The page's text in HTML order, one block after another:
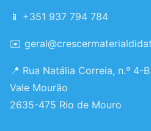
📱 +351 937 794 784
✉️
📍 Rua Natália Correia, n.º 4-B
Vale Mourão
2635-475 Rio de Mouro